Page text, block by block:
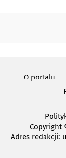
O portalu
Copyright
Adres redakcji: